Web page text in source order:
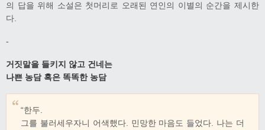
의 답을 위해 소설은 첫머리로 오래된 연인의 이별의 순간을 제시한
다.
-
거짓말을 들키지 않고 건네는
나쁜 농담 혹은 똑똑한 농담
“한두.
그를 불러세우자니 어색했다. 민망한 마음도 들었다. 나는 더